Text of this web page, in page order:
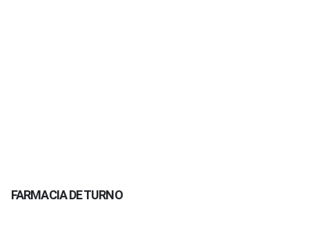
FARMACIA DE TURNO